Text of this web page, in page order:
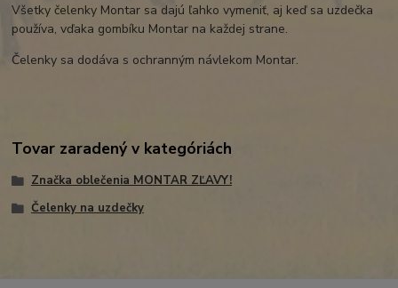
Všetky čelenky Montar sa dajú ľahko vymeniť, aj keď sa uzdečka
používa, vďaka gombíku Montar na každej strane.
Čelenky sa dodáva s ochranným návlekom Montar.
Tovar zaradený v kategóriách
Značka oblečenia MONTAR ZĽAVY!
Čelenky na uzdečky